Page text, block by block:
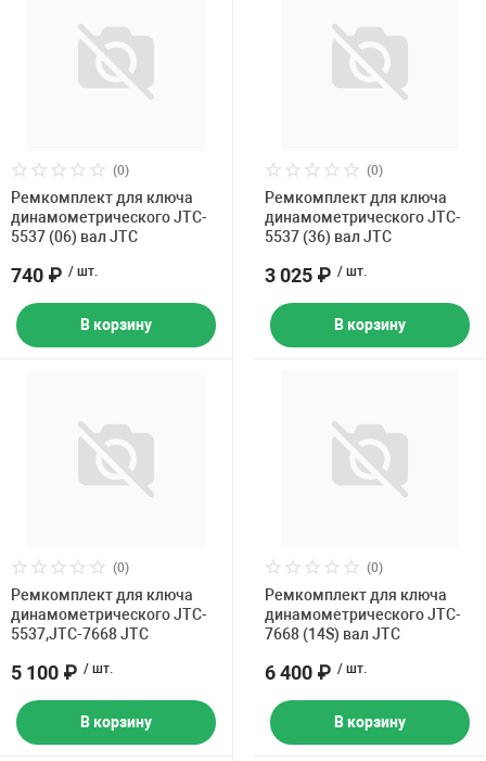
(0)
Ремкомплект для ключа
динамометрического JTC-
5537 (06) вал JTC
740 ₽ / шт.
В корзину
(0)
Ремкомплект для ключа
динамометрического JTC-
5537 (36) вал JTC
3 025 ₽ / шт.
В корзину
(0)
Ремкомплект для ключа
динамометрического JTC-
5537,JTC-7668 JTC
5 100 ₽ / шт.
В корзину
(0)
Ремкомплект для ключа
динамометрического JTC-
7668 (14S) вал JTC
6 400 ₽ / шт.
В корзину